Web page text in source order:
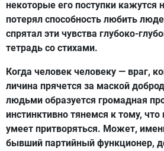
некоторые его поступки кажутся
потерял способность любить
спрятал эти чувства глубоко-
тетрадь со стихами.
Когда человек человеку — враг,
личина прячется за маской
людьми образуется громадная
инстинктивно тянемся к тому, что
умеет притворяться. Может,
бывший партийный функционер,